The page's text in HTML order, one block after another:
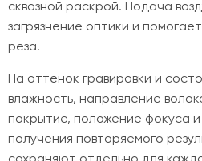
сквозной раскрой. Подача
загрязнение оптики и
реза.
На оттенок гравировки и
влажность, направление
покрытие, положение фокуса
получения повторяемого